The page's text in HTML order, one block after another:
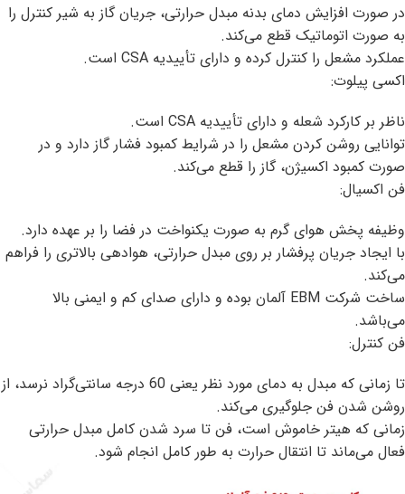
در صورت افزایش دمای بدنه مبدل حرارتی، جریان گاز به شیر کنترل را
به صورت اتوماتیک قطع می‌کند.
عملکرد مشعل را کنترل کرده و دارای تأییدیه CSA است.
اکسی پیلوت:
ناظر بر کارکرد شعله و دارای تأییدیه CSA است.
توانایی روشن کردن مشعل را در شرایط کمبود فشار گاز دارد و در
صورت کمبود اکسیژن، گاز را قطع می‌کند.
فن اکسیال:
وظیفه پخش هوای گرم به صورت یکنواخت در فضا را بر عهده دارد.
با ایجاد جریان پرفشار بر روی مبدل حرارتی، هوادهی بالاتری را فراهم
می‌کند.
ساخت شرکت EBM آلمان بوده و دارای صدای کم و ایمنی بالا
می‌باشد.
فن کنترل:
تا زمانی که مبدل به دمای مورد نظر یعنی 60 درجه سانتی‌گراد نرسد، از
روشن شدن فن جلوگیری می‌کند.
زمانی که هیتر خاموش است، فن تا سرد شدن کامل مبدل حرارتی
فعال می‌ماند تا انتقال حرارت به طور کامل انجام شود.